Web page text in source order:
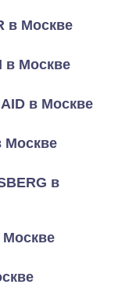
в Москве
в Москве
в Москве
Москве
в
Москве